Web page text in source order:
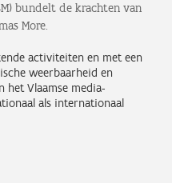
bundelt de krachten van
More.
activiteiten en met een
weerbaarheid en
het Vlaamse media-
als internationaal